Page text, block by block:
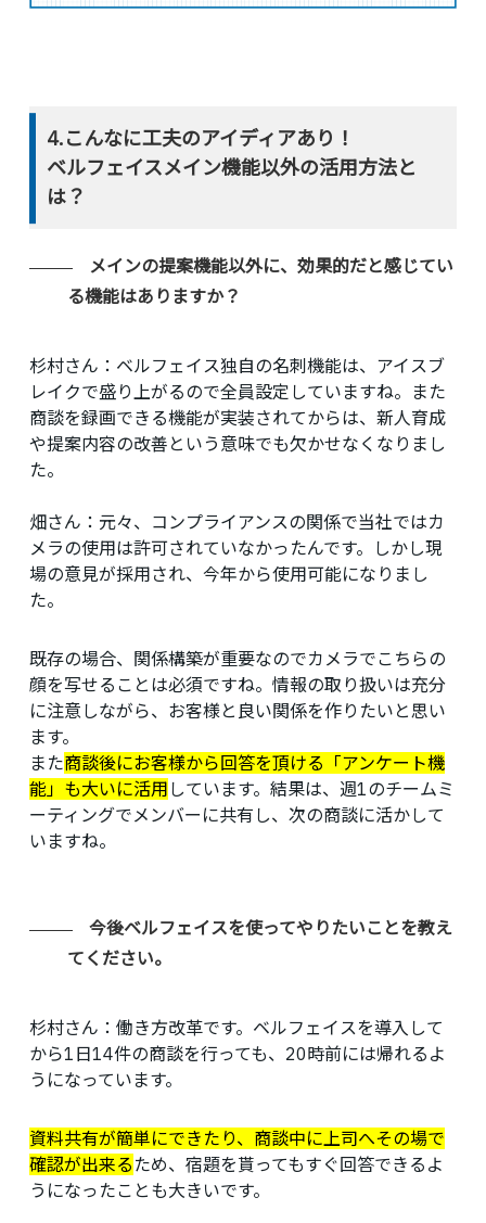
4.こんなに工夫のアイディアあり！
ベルフェイスメイン機能以外の活用方法と
は？
メインの提案機能以外に、効果的だと感じてい
る機能はありますか？
杉村さん： ベルフェイス独自の名刺機能は、アイスブ
レイクで盛り上がるので全員設定していますね。また
商談を録画できる機能が実装されてからは、新人育成
や提案内容の改善という意味でも欠かせなくなりまし
た。
畑さん： 元々、コンプライアンスの関係で当社ではカ
メラの使用は許可されていなかったんです。しかし現
場の意見が採用され、今年から使用可能になりまし
た。
既存の場合、関係構築が重要なのでカメラでこちらの
顔を写せることは必須ですね。情報の取り扱いは充分
に注意しながら、お客様と良い関係を作りたいと思い
ます。
また商談後にお客様から回答を頂ける「アンケート機
能」も大いに活用 しています。結果は、週1のチームミ
ーティングでメンバーに共有し、次の商談に活かして
いますね。
今後ベルフェイスを使ってやりたいことを教え
てください。
杉村さん：働き方改革です。ベルフェイスを導入して
から1日14件の商談を行っても、20時前には帰れるよ
うになっています。
資料共有が簡単にできたり、商談中に上司へその場で
確認が出来る ため、宿題を貰ってもすぐ回答できるよ
うになったことも大きいです。